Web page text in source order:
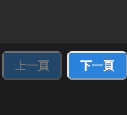
上一頁 下一頁